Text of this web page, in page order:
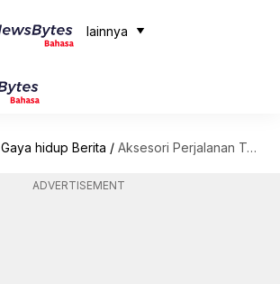
lainnya
Gaya hidup Berita / Aksesori Perjalanan Terbaik untuk Perjalanan Tanpa Stres
ADVERTISEMENT